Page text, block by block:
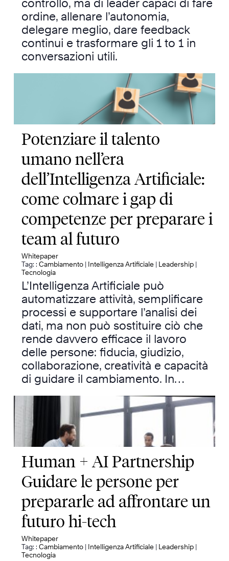
controllo, ma di leader capaci di fare
ordine, allenare l’autonomia,
delegare meglio, dare feedback
continui e trasformare gli 1 to 1 in
conversazioni utili.
Potenziare il talento
umano nell’era
dell’Intelligenza Artificiale:
come colmare i gap di
competenze per preparare i
team al futuro
Whitepaper
Tag: : Cambiamento | Intelligenza Artificiale | Leadership |
Tecnologia
L’Intelligenza Artificiale può
automatizzare attività, semplificare
processi e supportare l’analisi dei
dati, ma non può sostituire ciò che
rende davvero efficace il lavoro
delle persone: fiducia, giudizio,
collaborazione, creatività e capacità
di guidare il cambiamento. In…
Human + AI Partnership
Guidare le persone per
prepararle ad affrontare un
futuro hi-tech
Whitepaper
Tag: : Cambiamento | Intelligenza Artificiale | Leadership |
Tecnologia